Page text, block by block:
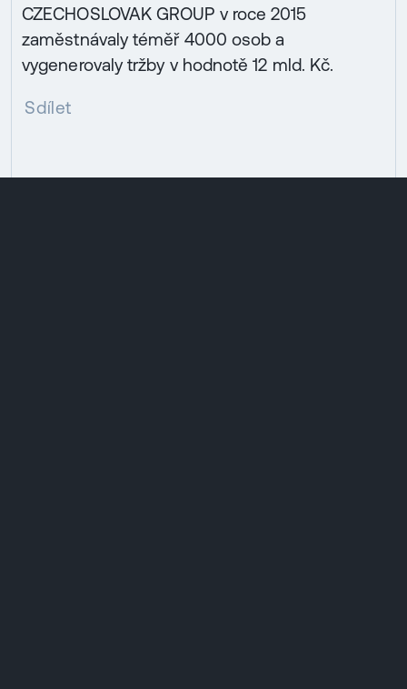
CZECHOSLOVAK GROUP v roce 2015
zaměstnávaly téměř 4000 osob a
vygenerovaly tržby v hodnotě 12 mld. Kč.
Sdílet